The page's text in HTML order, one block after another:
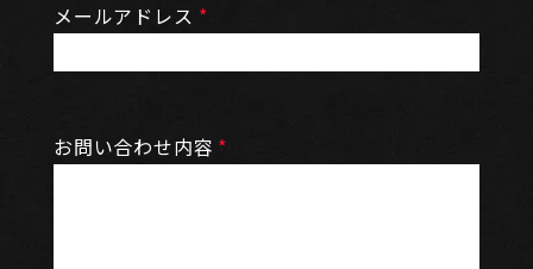
メールアドレス *
お問い合わせ内容 *